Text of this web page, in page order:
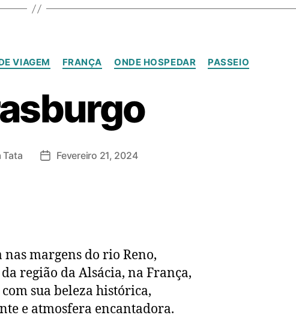
VIAGEM FRANÇA ONDE HOSPEDAR PASSEIO
Tata Fevereiro 21, 2024
margens do rio Reno,
região da Alsácia, na França,
sua beleza histórica,
e atmosfera encantadora.